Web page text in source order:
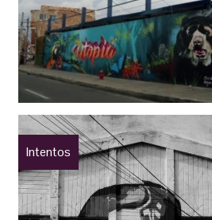
Intentos